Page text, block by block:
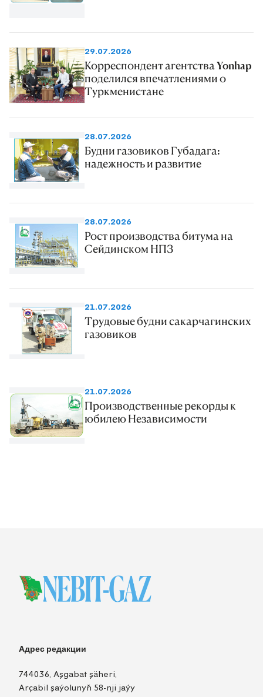
29.07.2026
Корреспондент агентства Yonhap
поделился впечатлениями о
Туркменистане
28.07.2026
Будни газовиков Губадага:
надежность и развитие
28.07.2026
Рост производства битума на
Сейдинском НПЗ
21.07.2026
Трудовые будни сакарчагинских
газовиков
21.07.2026
Производственные рекорды к
юбилею Независимости
Адрес редакции
744036, Aşgabat şäheri,
Arçabil şaýolunyň 58-nji jaýy